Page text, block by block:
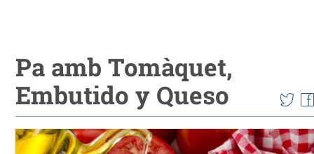
Pa amb Tomàquet,
Embutido y Queso